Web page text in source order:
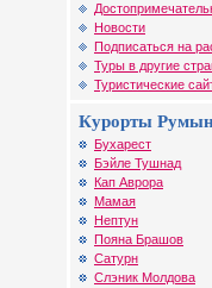
Новости
Подписаться на
Туры в другие
Туристические
Курорты
Бухарест
Бэйле Тушнад
Кап Аврора
Мамая
Нептун
Пояна Брашов
Сатурн
Слэник Молдова